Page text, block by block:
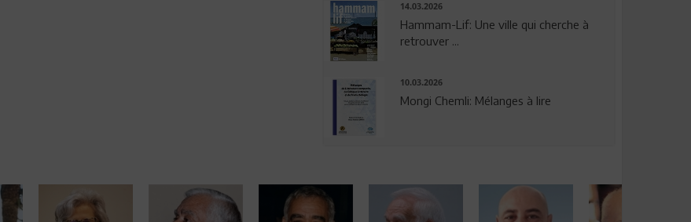
14.03.2026
Hammam-Lif: Une ville qui cherche à
retrouver ...
10.03.2026
Mongi Chemli: Mélanges à lire